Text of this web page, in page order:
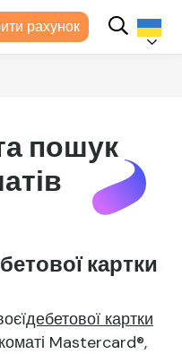
рахунок
пошук
картки
дебетової картки
Mastercard®,